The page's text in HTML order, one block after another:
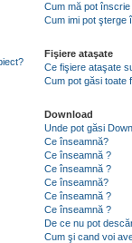
Cum mă pot
Cum imi pot şterge
Fişiere ataşate
Ce fişiere ataşate
Cum pot găsi toate
Download
Unde pot găsi
Ce înseamnă?
Ce înseamnă ?
Ce înseamnă ?
Ce înseamnă?
Ce înseamnă ?
Ce înseamnă ?
De ce nu pot
Cum şi cand voi